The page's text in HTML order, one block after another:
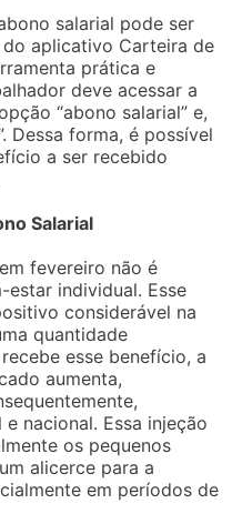
salarial pode ser
aplicativo Carteira de
prática e
deve acessar a
“abono salarial” e,
Dessa forma, é possível
a ser recebido
Salarial
fevereiro não é
estar individual. Esse
considerável na
quantidade
esse benefício, a
aumenta,
nacional. Essa injeção
os pequenos
alicerce para a
em períodos de